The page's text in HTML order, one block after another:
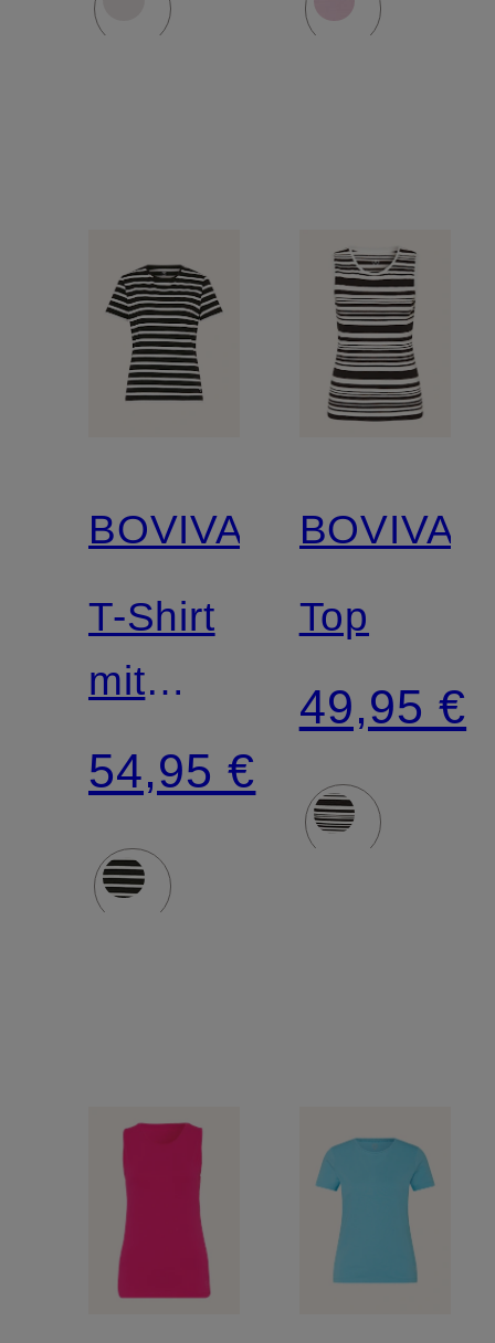
BOVIVA
T-Shirt
mit
Schmucksteinen
54,95 €
BOVIVA
Top
49,95 €